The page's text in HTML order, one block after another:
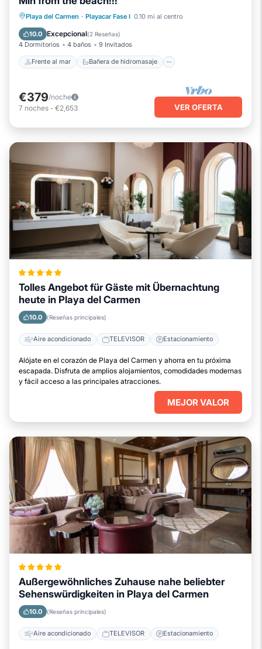
Playa del Carmen · Playacar Fase I 0.10 mi al centro
10.0 Excepcional(2 Reseñas)
4 Dormitorios 4 baños 9 Invitados
Frente al mar Bañera de hidromasaje
Frente al mar
Bañera de hidromasaje
Aparcamiento
€379/noche
7 noches - €2,653 VER OFERTA
Tolles Angebot für Gäste mit Übernachtung
heute in Playa del Carmen
10.0 (Reseñas principales)
Aire acondicionado TELEVISOR Estacionamiento
Alójate en el corazón de Playa del Carmen y ahorra en tu próxima
escapada. Disfruta de amplios alojamientos, comodidades modernas
y fácil acceso a las principales atracciones.
MEJOR VALOR
Außergewöhnliches Zuhause nahe beliebter
Sehenswürdigkeiten in Playa del Carmen
10.0 (Reseñas principales)
Aire acondicionado TELEVISOR Estacionamiento